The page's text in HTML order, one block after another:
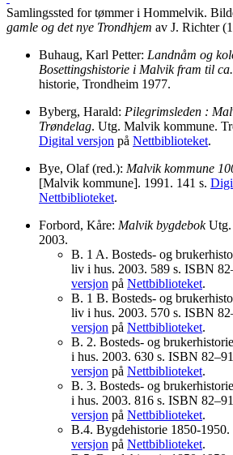
Samlingssted for tømmer i Hommelvik.
gamle og det nye Trondhjem av J. Richter
Buhaug, Karl Petter: Landnåm og
Bosettingshistorie i Malvik fram til
historie, Trondheim 1977.
Byberg, Harald: Pilegrimsleden :
Trøndelag. Utg. Malvik kommune.
Digital versjon på Nettbiblioteket.
Bye, Olaf (red.): Malvik kommune
[Malvik kommune]. 1991. 141 s.
Nettbiblioteket.
Forbord, Kåre: Malvik bygdebokUtg.
2003.
B. 1 A. Bosteds- og
liv i hus. 2003. 589 s. ISBN
versjon på Nettbiblioteket.
B. 1 B. Bosteds- og
liv i hus. 2003. 570 s. ISBN
versjon på Nettbiblioteket.
B. 2. Bosteds- og
i hus. 2003. 630 s. ISBN
versjon på Nettbiblioteket.
B. 3. Bosteds- og
i hus. 2003. 816 s. ISBN
versjon på Nettbiblioteket.
B.4. Bygdehistorie 1850-1950.
versjon på Nettbiblioteket.